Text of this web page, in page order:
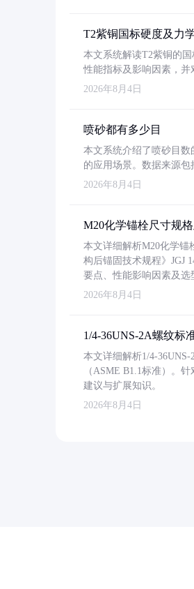
T2紫铜国标硬度及力
本文系统解读T2紫铜的
性能指标及影响因素，并
2026年8月4日
喷砂都有多少目
本文系统介绍了喷砂目数
的应用场景。数据来源包
2026年8月4日
M20化学锚栓尺寸规
本文详细解析M20化学锚
构后锚固技术规程》JGJ
要点、性能影响因素及选
2026年8月4日
1/4-36UNS-2A螺纹标
本文详细解析1/4-
（ASME B1.1标准）。
建议与扩展知识。
2026年8月4日